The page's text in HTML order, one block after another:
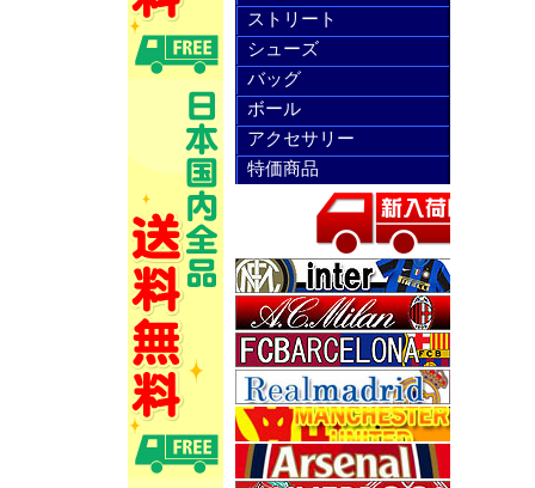
ストリート
シューズ
バッグ
ボール
アクセサリー
特価商品